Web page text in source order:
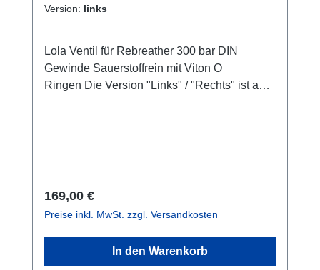
Version: links
Lola Ventil für Rebreather 300 bar DIN
Gewinde Sauerstoffrein mit Viton O
Ringen Die Version "Links" / "Rechts" ist auf
Regulärer Preis:
169,00 €
Preise inkl. MwSt. zzgl. Versandkosten
In den Warenkorb